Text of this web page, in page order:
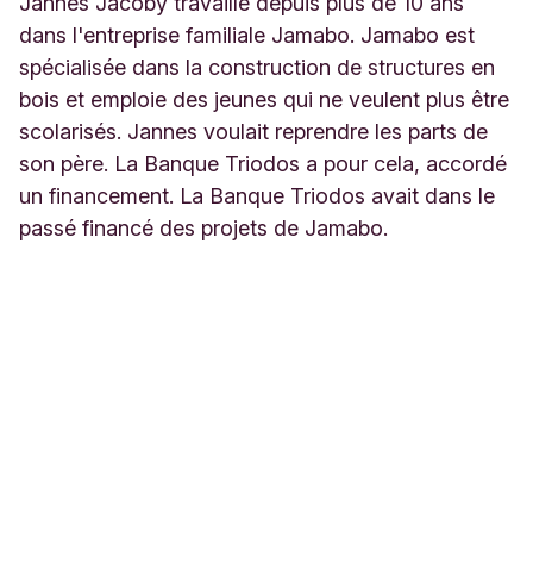
dans l'entreprise familiale Jamabo. Jamabo est
spécialisée dans la construction de structures en
bois et emploie des jeunes qui ne veulent plus être
scolarisés. Jannes voulait reprendre les parts de
son père. La Banque Triodos a pour cela, accordé
un financement. La Banque Triodos avait dans le
passé financé des projets de Jamabo.